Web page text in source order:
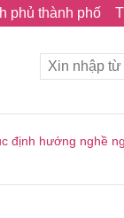
phủ thành phố
định hướng nghề